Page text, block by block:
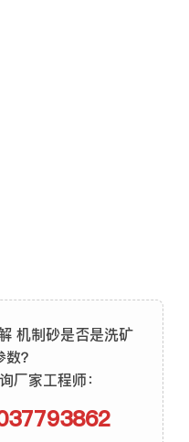
机制砂是否是洗矿
？
厂家工程师：